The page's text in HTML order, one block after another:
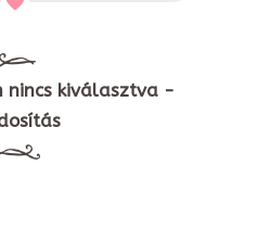
nincs kiválasztva -